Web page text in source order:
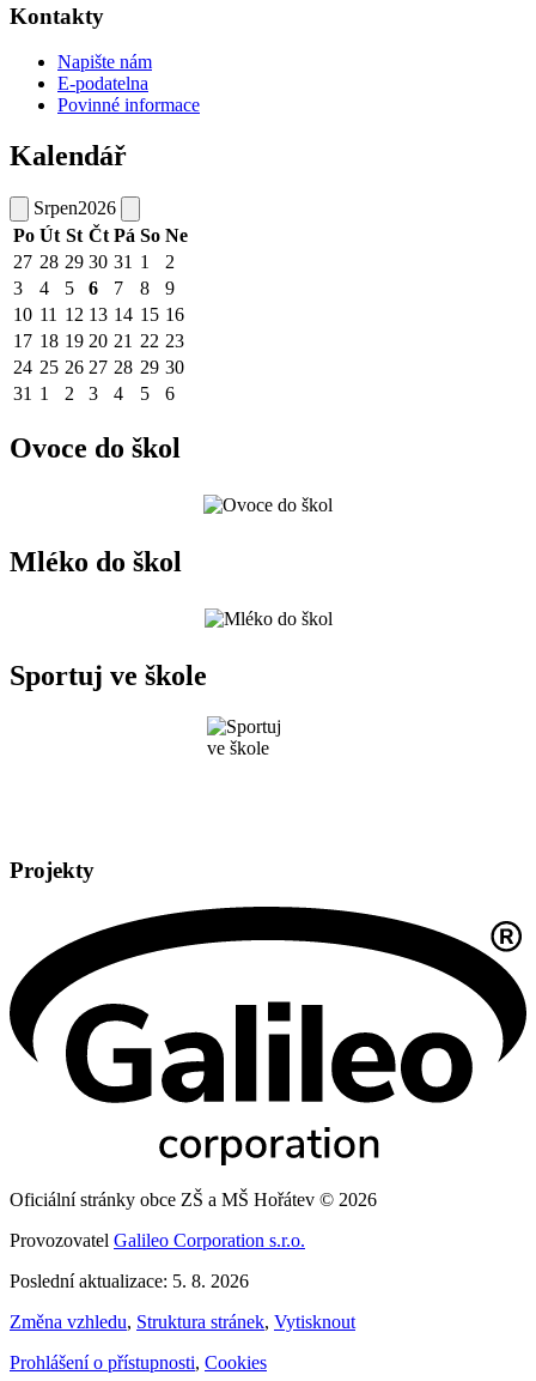
Kontakty
Napište nám
E-podatelna
Povinné informace
Kalendář
Srpen2026
Po Út St Čt Pá So Ne
27 28 29 30 31 1
2
3
4 5 6 7 8
9
10 11 12 13 14 15 16
17 18 19 20 21 22 23
24 25 26 27 28 29 30
31 1 2 3 4 5 6
Ovoce do škol
Mléko do škol
Sportuj ve škole
Projekty
Oficiální stránky obce ZŠ a MŠ Hořátev © 2026
Provozovatel Galileo Corporation s.r.o.
Poslední aktualizace: 5. 8. 2026
Změna vzhledu, Struktura stránek, Vytisknout
Prohlášení o přístupnosti, Cookies